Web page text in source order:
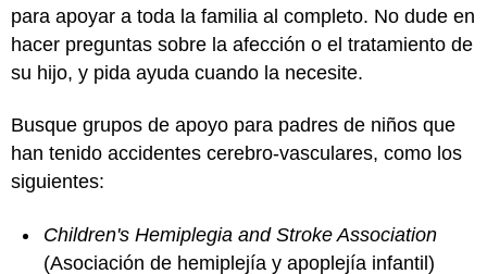
para apoyar a toda la familia al completo. No dude en
hacer preguntas sobre la afección o el tratamiento de
su hijo, y pida ayuda cuando la necesite.
Busque grupos de apoyo para padres de niños que
han tenido accidentes cerebro-vasculares, como los
siguientes:
Children's Hemiplegia and Stroke Association
(Asociación de hemiplejía y apoplejía infantil)